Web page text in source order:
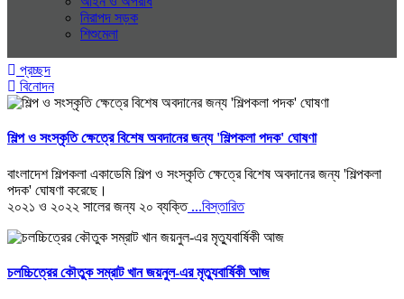
নিরাপদ সড়ক
শিশুমেলা
প্রচ্ছদ
বিনোদন
শিল্প ও সংস্কৃতি ক্ষেত্রে বিশেষ অবদানের জন্য 'শিল্পকলা পদক' ঘোষণা
বাংলাদেশ শিল্পকলা একাডেমি শিল্প ও সংস্কৃতি ক্ষেত্রে বিশেষ অবদানের জন্য 'শিল্পকলা
পদক' ঘোষণা করেছে।
২০২১ ও ২০২২ সালের জন্য ২০ ব্যক্তি...বিস্তারিত
চলচ্চিত্রের কৌতুক সম্রাট খান জয়নুল-এর মৃত্যুবার্ষিকী আজ